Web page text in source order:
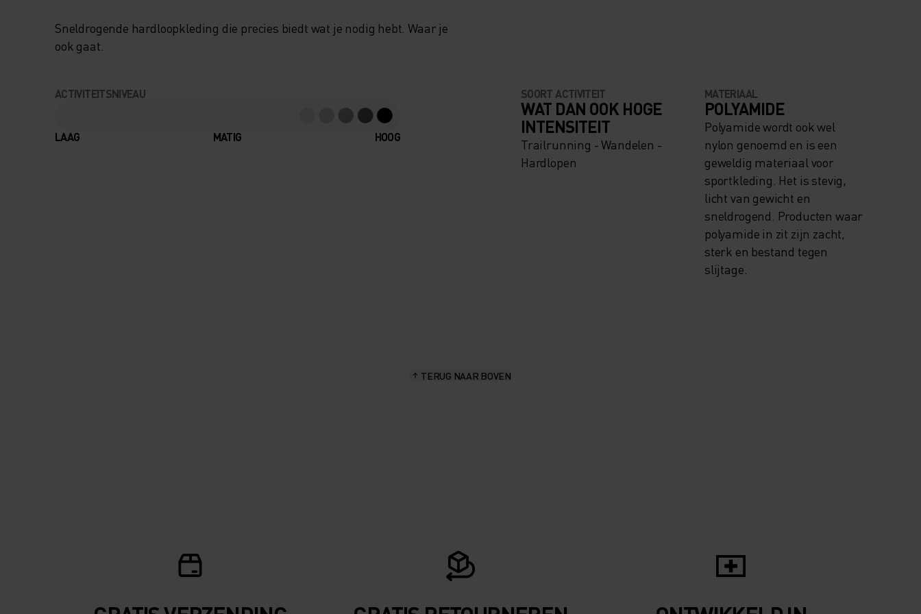
Sneldrogende hardloopkleding die precies biedt wat je nodig hebt. Waar je
ook gaat.
ACTIVITEITSNIVEAU
LAAG MATIG HOOG
SOORT ACTIVITEIT
WAT DAN OOK HOGE
INTENSITEIT
Trailrunning - Wandelen -
Hardlopen
MATERIAAL
POLYAMIDE
Polyamide wordt ook wel
nylon genoemd en is een
geweldig materiaal voor
sportkleding. Het is stevig,
licht van gewicht en
sneldrogend. Producten waar
polyamide in zit zijn zacht,
sterk en bestand tegen
slijtage.
TERUG NAAR BOVEN